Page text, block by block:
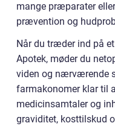
mange præparater
prævention og
Når du træder ind på
Apotek, møder du
viden og nærværende
farmakonomer klar til
medicinsamtaler og
graviditet, kosttilskud